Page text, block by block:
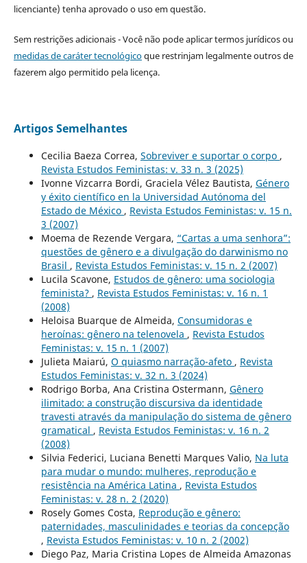
licenciante) tenha aprovado o uso em questão.
Sem restrições adicionais - Você não pode aplicar termos jurídicos ou
medidas de caráter tecnológicoque restrinjam legalmente outros de
fazerem algo permitido pela licença.
Artigos Semelhantes
Cecilia Baeza Correa, Sobreviver e suportar o corpo ,
Revista Estudos Feministas: v. 33 n. 3 (2025)
Ivonne Vizcarra Bordi, Graciela Vélez Bautista, Género
y éxito científico en la Universidad Autónoma del
Estado de México , Revista Estudos Feministas: v. 15 n.
3 (2007)
Moema de Rezende Vergara, “Cartas a uma senhora”:
questões de gênero e a divulgação do darwinismo no
Brasil , Revista Estudos Feministas: v. 15 n. 2 (2007)
Lucila Scavone, Estudos de gênero: uma sociologia
feminista? , Revista Estudos Feministas: v. 16 n. 1
(2008)
Heloisa Buarque de Almeida, Consumidoras e
heroínas: gênero na telenovela , Revista Estudos
Feministas: v. 15 n. 1 (2007)
Julieta Maiarú, O quiasmo narração-afeto , Revista
Estudos Feministas: v. 32 n. 3 (2024)
Rodrigo Borba, Ana Cristina Ostermann, Gênero
ilimitado: a construção discursiva da identidade
travesti através da manipulação do sistema de gênero
gramatical , Revista Estudos Feministas: v. 16 n. 2
(2008)
Silvia Federici, Luciana Benetti Marques Valio, Na luta
para mudar o mundo: mulheres, reprodução e
resistência na América Latina , Revista Estudos
Feministas: v. 28 n. 2 (2020)
Rosely Gomes Costa, Reprodução e gênero:
paternidades, masculinidades e teorias da concepção
, Revista Estudos Feministas: v. 10 n. 2 (2002)
Diego Paz, Maria Cristina Lopes de Almeida Amazonas